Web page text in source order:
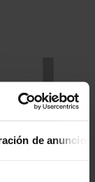
de anuncios